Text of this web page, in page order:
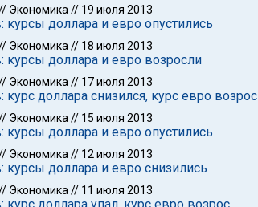
Экономика // 19 июля 2013
курсы доллара и евро опустились
Экономика // 18 июля 2013
курсы доллара и евро возросли
Экономика // 17 июля 2013
доллара снизился, курс евро возрос
Экономика // 15 июля 2013
курсы доллара и евро опустились
Экономика // 12 июля 2013
курсы доллара и евро снизились
Экономика // 11 июля 2013